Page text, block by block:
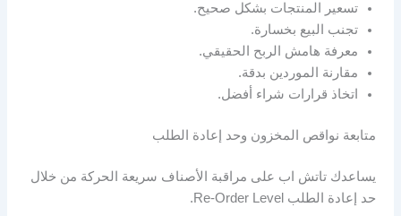
تسعير المنتجات بشكل صحيح.
تجنب البيع بخسارة.
معرفة هامش الربح الحقيقي.
مقارنة الموردين بدقة.
اتخاذ قرارات شراء أفضل.
متابعة نواقص المخزون وحد إعادة الطلب
يساعدك تاتش اب على مراقبة الأصناف سريعة الحركة من خلال
حد إعادة الطلب Re-Order Level.